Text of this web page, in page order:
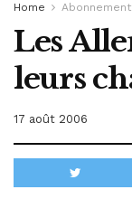
Home Abonnement
Les
leurs
17 août 2006